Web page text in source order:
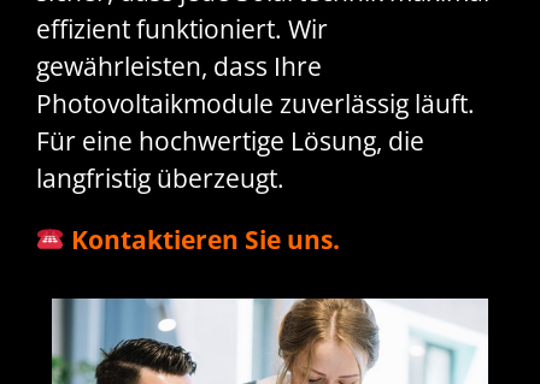
effizient funktioniert. Wir
gewährleisten, dass Ihre
Photovoltaikmodule zuverlässig läuft.
Für eine hochwertige Lösung, die
langfristig überzeugt.
Kontaktieren Sie uns.